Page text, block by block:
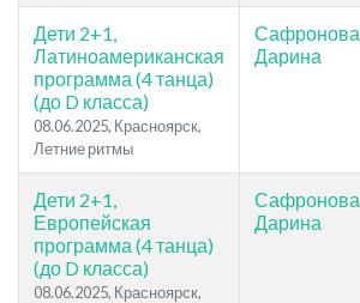
Дети 2+1,
Латиноамериканская
программа (4 танца)
(до D класса)
08.06.2025, Красноярск,
Летние ритмы
Сафронова
Дарина
Дети 2+1,
Европейская
программа (4 танца)
(до D класса)
08.06.2025, Красноярск,
Сафронова
Дарина